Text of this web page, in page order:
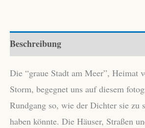
Beschreibung
Die “graue Stadt am Meer”, Heimat
Storm, begegnet uns auf diesem
Rundgang so, wie der Dichter sie zu
haben könnte. Die Häuser, Straßen